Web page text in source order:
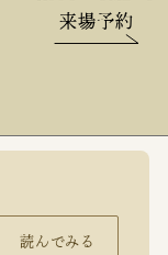
来場予約
読んでみる